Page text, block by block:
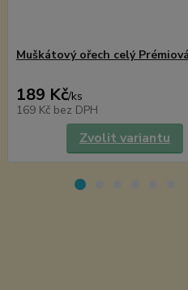
Muškátový ořech celý
189 Kč/ks
169 Kč bez DPH
Zvolit variantu